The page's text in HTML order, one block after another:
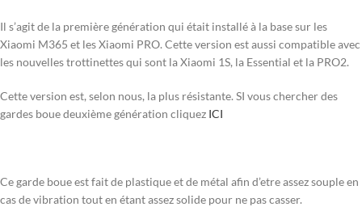
Il s’agit de la première génération qui était installé à la base sur les
Xiaomi M365 et les Xiaomi PRO. Cette version est aussi compatible avec
les nouvelles trottinettes qui sont la Xiaomi 1S, la Essential et la PRO2.
Cette version est, selon nous, la plus résistante. SI vous chercher des
gardes boue deuxième génération cliquez ICI
Ce garde boue est fait de plastique et de métal afin d’etre assez souple en
cas de vibration tout en étant assez solide pour ne pas casser.